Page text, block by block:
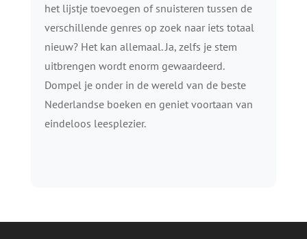
het lijstje toevoegen of snuisteren tussen de
verschillende genres op zoek naar iets totaal
nieuw? Het kan allemaal. Ja, zelfs je stem
uitbrengen wordt enorm gewaardeerd.
Dompel je onder in de wereld van de beste
Nederlandse boeken en geniet voortaan van
eindeloos leesplezier.